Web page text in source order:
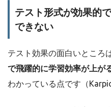
テスト形式が効果的
できない
テスト効果の面白いところは
で飛躍的に学習効率が上が
わかっている点です（